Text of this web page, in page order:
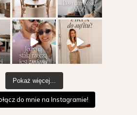
Pokaż więcej...
do mnie na Instagramie!